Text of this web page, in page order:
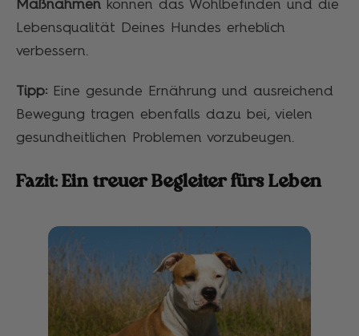
Maßnahmen können das Wohlbefinden und die
Lebensqualität Deines Hundes erheblich
verbessern.
Tipp: Eine gesunde Ernährung und ausreichend
Bewegung tragen ebenfalls dazu bei, vielen
gesundheitlichen Problemen vorzubeugen.
Fazit: Ein treuer Begleiter fürs Leben